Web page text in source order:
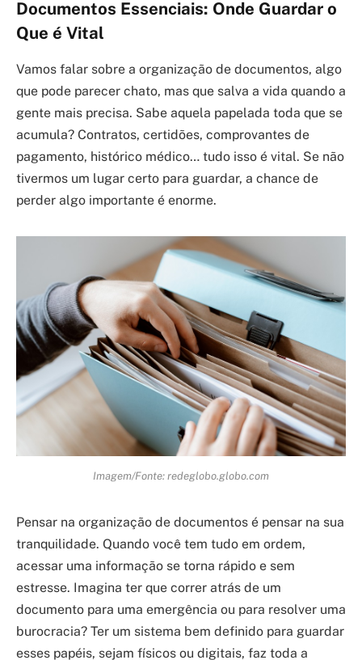
Documentos Essenciais: Onde Guardar o
Que é Vital
Vamos falar sobre a organização de documentos, algo
que pode parecer chato, mas que salva a vida quando a
gente mais precisa. Sabe aquela papelada toda que se
acumula? Contratos, certidões, comprovantes de
pagamento, histórico médico… tudo isso é vital. Se não
tivermos um lugar certo para guardar, a chance de
perder algo importante é enorme.
Imagem/Fonte: redeglobo.globo.com
Pensar na organização de documentos é pensar na sua
tranquilidade. Quando você tem tudo em ordem,
acessar uma informação se torna rápido e sem
estresse. Imagina ter que correr atrás de um
documento para uma emergência ou para resolver uma
burocracia? Ter um sistema bem definido para guardar
esses papéis, sejam físicos ou digitais, faz toda a